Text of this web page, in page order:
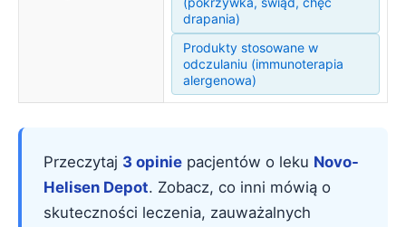
drapania)
Produkty stosowane w
odczulaniu (immunoterapia
alergenowa)
Przeczytaj 3 opinie pacjentów o leku Novo-
Helisen Depot. Zobacz, co inni mówią o
skuteczności leczenia, zauważalnych